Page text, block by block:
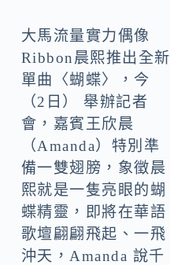
k
n
k
大馬流量實力偶像
Ribbon晨熙推出全新
單曲〈蝴蝶〉，今
（2日） 舉辦記者
會，嘉賓王欣晨
（Amanda）特別準
備一雙翅膀，象徵晨
熙就是一隻亮眼的蝴
蝶精靈，即將在華語
歌壇翩翩飛起、一飛
沖天，Amanda 說千